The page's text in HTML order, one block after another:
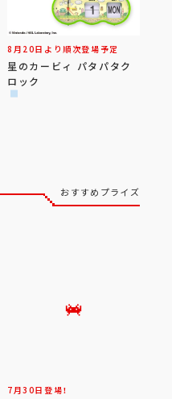
8月20日より順次登場予定
星のカービィ パタパタク
ロック
おすすめプライズ
7月30日登場！